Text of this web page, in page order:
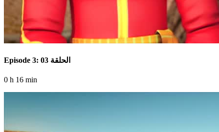
Episode 3: الحلقة 03
0 h 16 min